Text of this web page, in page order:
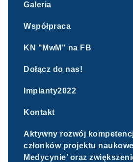
Galeria
Współpraca
KN "MwM" na FB
Dołącz do nas!
Implanty2022
Kontakt
Aktywny rozwój
członków projektu
Medycynie’ oraz